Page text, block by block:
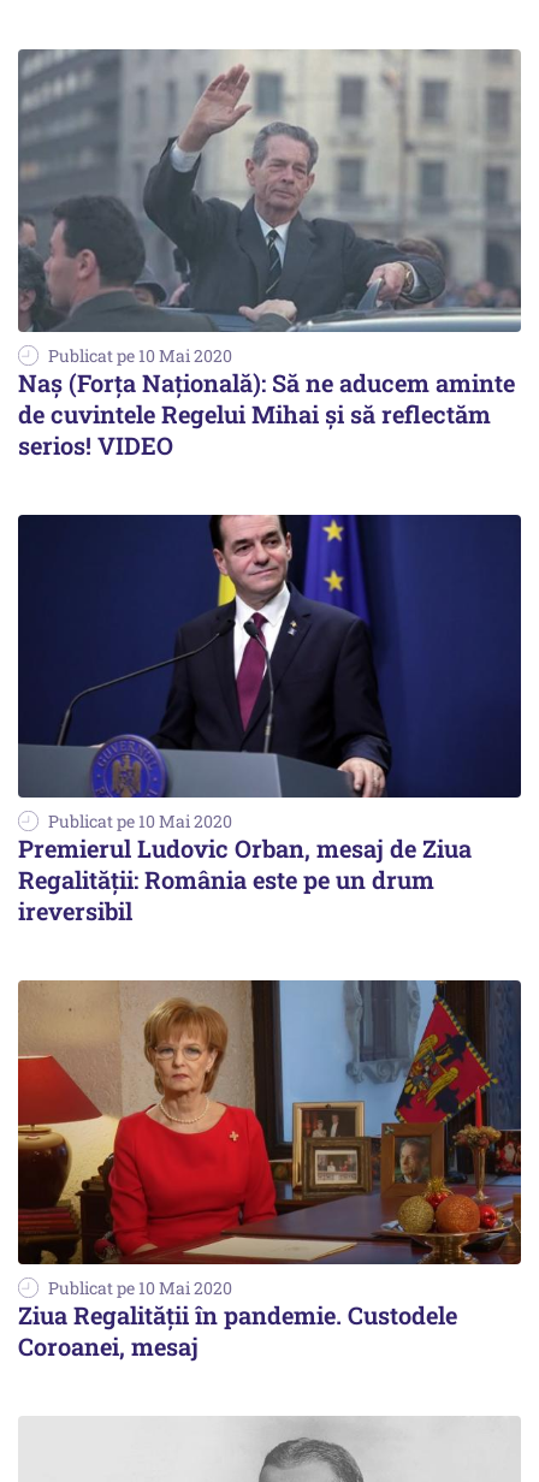
Publicat pe 10 Mai 2020
Naș (Forța Națională): Să ne aducem aminte
de cuvintele Regelui Mihai și să reflectăm
serios! VIDEO
Publicat pe 10 Mai 2020
Premierul Ludovic Orban, mesaj de Ziua
Regalităţii: România este pe un drum
ireversibil
Publicat pe 10 Mai 2020
Ziua Regalităţii în pandemie. Custodele
Coroanei, mesaj